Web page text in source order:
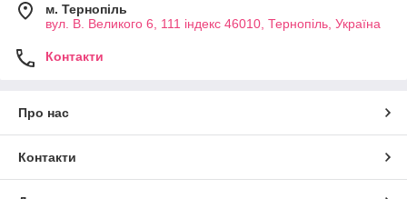
м. Тернопіль
вул. В. Великого 6, 111 індекс 46010, Тернопіль, Україна
Контакти
Про нас
Контакти